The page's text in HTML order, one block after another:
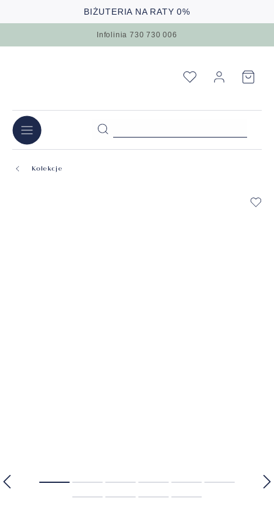
BIŻUTERIA NA RATY 0%
Infolinia 730 730 006
Kolekcje